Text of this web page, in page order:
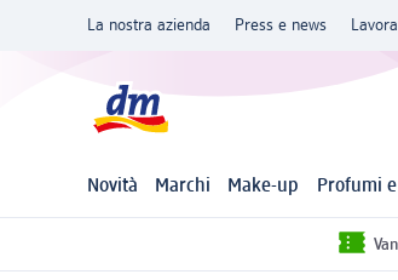
La nostra azienda Press e news
Novità Marchi Make-up Profumi